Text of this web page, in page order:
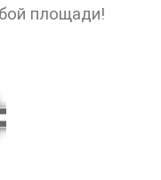
площади!